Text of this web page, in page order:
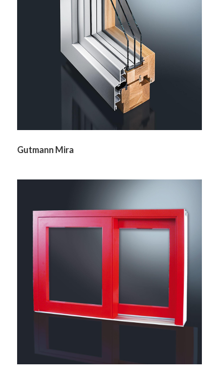
Gutmann Mira